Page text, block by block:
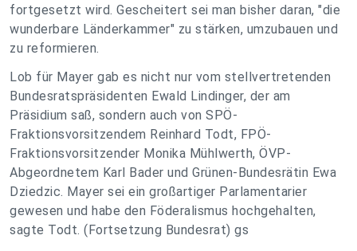
fortgesetzt wird. Gescheitert sei man bisher daran, "die
wunderbare Länderkammer" zu stärken, umzubauen und
zu reformieren.
Lob für Mayer gab es nicht nur vom stellvertretenden
Bundesratspräsidenten Ewald Lindinger, der am
Präsidium saß, sondern auch von SPÖ-
Fraktionsvorsitzendem Reinhard Todt, FPÖ-
Fraktionsvorsitzender Monika Mühlwerth, ÖVP-
Abgeordnetem Karl Bader und Grünen-Bundesrätin Ewa
Dziedzic. Mayer sei ein großartiger Parlamentarier
gewesen und habe den Föderalismus hochgehalten,
sagte Todt. (Fortsetzung Bundesrat) gs